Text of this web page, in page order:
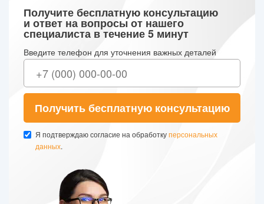
Получите бесплатную консультацию
и ответ на вопросы от нашего
специалиста в течение 5 минут
Введите телефон для уточнения важных деталей
Получить бесплатную консультацию
Я подтверждаю согласие на обработкуперсональных
данных.